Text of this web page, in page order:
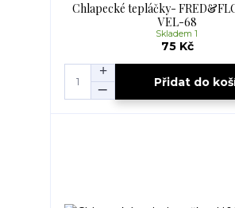
Chlapecké tepláčky-
VEL-68
75 Kč
Skladem 1
Přidat do